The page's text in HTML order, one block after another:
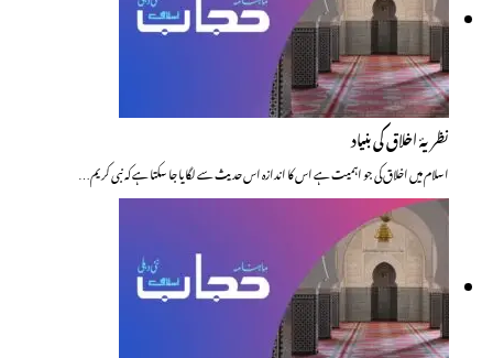
نظریۂ اخلاق کی بنیاد
اسلام میں اخلاق کی جو اہمیت ہے اس کا اندازہ اس حدیث سے لگایا جا سکتا ہے کہ نبی کریم…